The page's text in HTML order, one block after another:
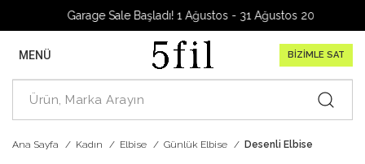
Garage Sale Başladı! 1 Ağustos - 31 Ağustos 2026
MENÜ BİZİMLE SAT
Ana Sayfa Kadın Elbise Günlük Elbise Desenli Elbise